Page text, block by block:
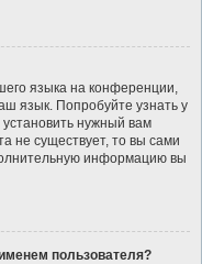
языка на конференции,
язык. Попробуйте узнать у
нужный вам
не существует, то вы сами
информацию вы
пользователя?